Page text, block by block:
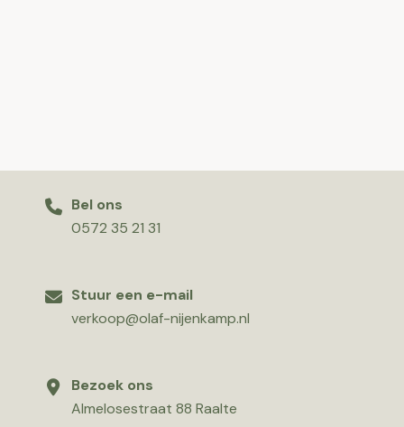
Bel ons
0572 35 21 31
Stuur een e-mail
verkoop@olaf-nijenkamp.nl
Bezoek ons
Almelosestraat 88 Raalte